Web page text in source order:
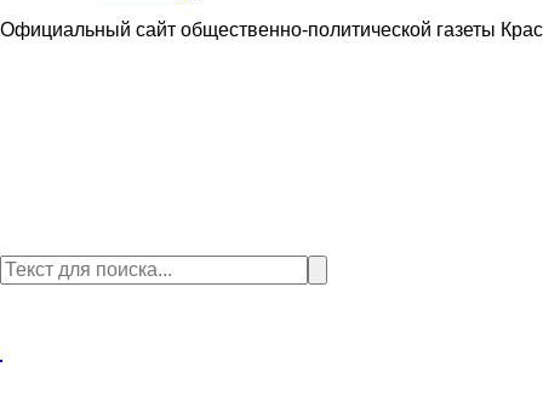
Официальный сайт общественно-политической газеты